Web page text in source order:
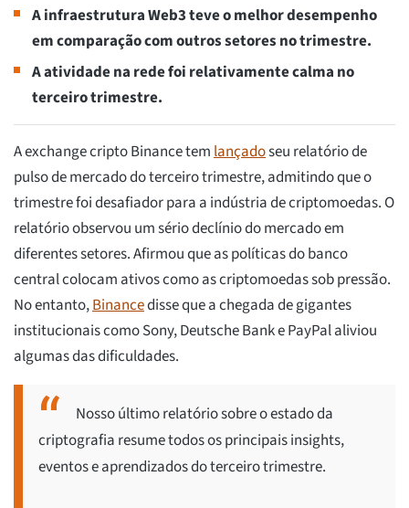
A infraestrutura Web3 teve o melhor desempenho
em comparação com outros setores no trimestre.
A atividade na rede foi relativamente calma no
terceiro trimestre.
A exchange cripto Binance temlançadoseu relatório de
pulso de mercado do terceiro trimestre, admitindo que o
trimestre foi desafiador para a indústria de criptomoedas. O
relatório observou um sério declínio do mercado em
diferentes setores. Afirmou que as políticas do banco
central colocam ativos como as criptomoedas sob pressão.
No entanto,Binancedisse que a chegada de gigantes
institucionais como Sony, Deutsche Bank e PayPal aliviou
algumas das dificuldades.
Nosso último relatório sobre o estado da
criptografia resume todos os principais insights,
eventos e aprendizados do terceiro trimestre.